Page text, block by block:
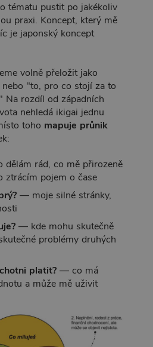
tématu pustit po jakékoliv
praxi. Koncept, který mě
je japonský koncept
volně přeložit jako
"to, pro co stojí za to
Na rozdíl od západních
nehledá ikigai jednu
toho mapuje průnik
rád, co mě přirozeně
ztrácím pojem o čase
— moje silné stránky,
— kde mohu skutečně
problémy druhých
platit?— co má
a může mě uživit